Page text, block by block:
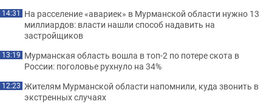
14:31 На расселение «авариек» в Мурманской области нужно 13
миллиардов: власти нашли способ надавить на
застройщиков
13:19 Мурманская область вошла в топ-2 по потере скота в
России: поголовье рухнуло на 34%
12:23 Жителям Мурманской области напомнили, куда звонить в
экстренных случаях